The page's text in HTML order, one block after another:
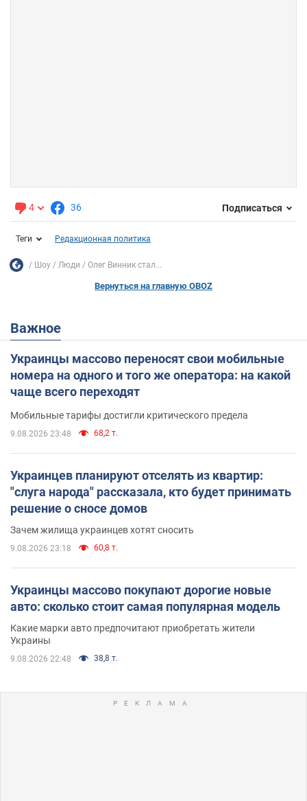
4 36 Подписаться
Теги Редакционная политика
Шоу Люди Олег Винник стал...
Вернуться на главную OBOZ
Важное
Украинцы массово переносят свои мобильные
номера на одного и того же оператора: на какой
чаще всего переходят
Мобильные тарифы достигли критического предела
9.08.2026 23:48 68,2 т.
Украинцев планируют отселять из квартир:
"слуга народа" рассказала, кто будет принимать
решение о сносе домов
Зачем жилища украинцев хотят сносить
9.08.2026 23:18 60,8 т.
Украинцы массово покупают дорогие новые
авто: сколько стоит самая популярная модель
Какие марки авто предпочитают приобретать жители
Украины
9.08.2026 22:48 38,8 т.